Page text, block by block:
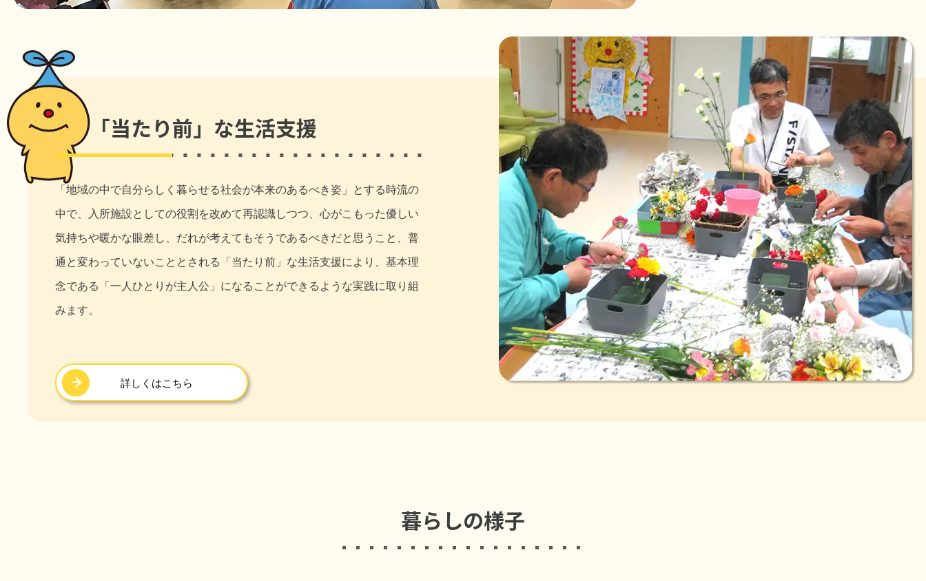
「当たり前」な生活支援
「地域の中で自分らしく暮らせる社会が本来のあるべき姿」とする時流の
中で、入所施設としての役割を改めて再認識しつつ、心がこもった優しい
気持ちや暖かな眼差し、だれが考えてもそうであるべきだと思うこと、普
通と変わっていないこととされる「当たり前」な生活支援により、基本理
念である「一人ひとりが主人公」になることができるような実践に取り組
みます。
詳しくはこちら
暮らしの様子